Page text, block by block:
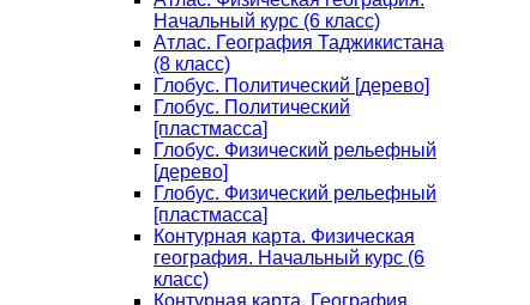
Начальный курс (6 класс)
Атлас. География Таджикистана
(8 класс)
Глобус. Политический [дерево]
Глобус. Политический
[пластмасса]
Глобус. Физический рельефный
[дерево]
Глобус. Физический рельефный
[пластмасса]
Контурная карта. Физическая
география. Начальный курс (6
класс)
Контурная карта. География